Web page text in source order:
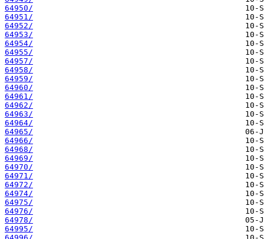
64950/
64951/
64952/
64953/
64954/
64955/
64957/
64958/
64959/
64960/
64961/
64962/
64963/
64964/
64965/
64966/
64968/
64969/
64970/
64971/
64972/
64974/
64975/
64976/
64978/
64995/